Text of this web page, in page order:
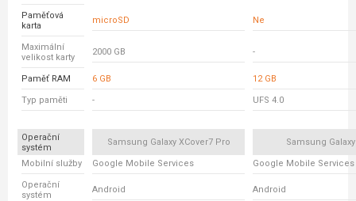
Paměťová
karta
microSD Ne
Maximální
velikost karty
2000 GB -
Paměť RAM 6 GB 12 GB
Typ paměti - UFS 4.0
Operační
systém
Samsung Galaxy XCover7 Pro Samsung Galaxy
Mobilní služby Google Mobile Services Google Mobile Services
Operační
systém
Android Android